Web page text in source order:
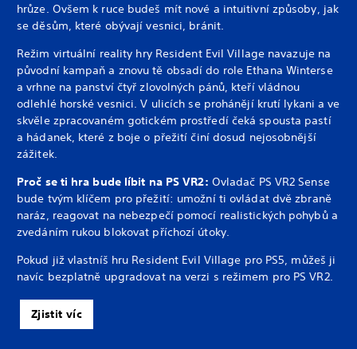
hrůze. Ovšem k ruce budeš mít nové a intuitivní způsoby, jak
se děsům, které obývají vesnici, bránit.
Režim virtuální reality hry Resident Evil Village navazuje na
původní kampaň a znovu tě obsadí do role Ethana Winterse
a vrhne na panství čtyř zlovolných pánů, kteří vládnou
odlehlé horské vesnici. V ulicích se prohánějí krutí lykani a ve
skvěle zpracovaném gotickém prostředí čeká spousta pastí
a hádanek, které z boje o přežití činí dosud nejosobnější
zážitek.
Proč se ti hra bude líbit na PS VR2: Ovladač PS VR2 Sense
bude tvým klíčem pro přežití: umožní ti ovládat dvě zbraně
naráz, reagovat na nebezpečí pomocí realistických pohybů a
zvedáním rukou blokovat příchozí útoky.
Pokud již vlastníš hru Resident Evil Village pro PS5, můžeš ji
navíc bezplatně upgradovat na verzi s režimem pro PS VR2.
Zjistit víc